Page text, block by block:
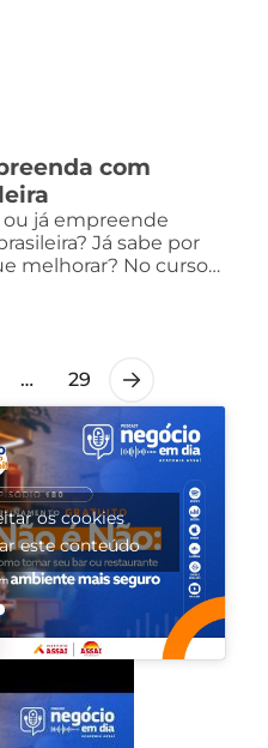
com
já empreende
Já sabe por
melhorar? No curso…
… 29
os cookies
este conteúdo